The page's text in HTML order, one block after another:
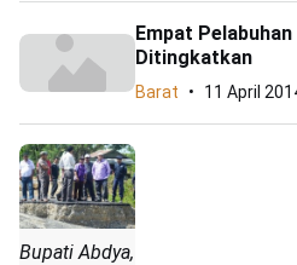
Empat
Ditingkatkan
Barat 11 April
Bupati Abdya,